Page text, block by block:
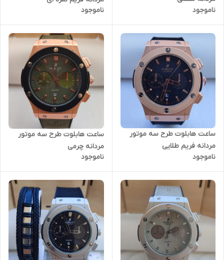
ناموجود
ناموجود
ساعت هابلوت طرح سه موتور
مردانه فریم طلایی
ناموجود
ساعت هابلوت طرح سه موتور
مردانه چرمی
ناموجود